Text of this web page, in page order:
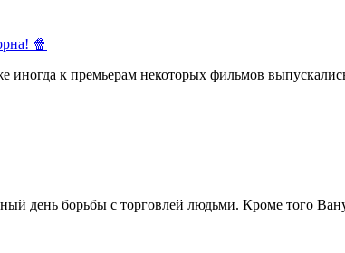
🍿
иногда к премьерам некоторых фильмов
борьбы с торговлей людьми. Кроме того